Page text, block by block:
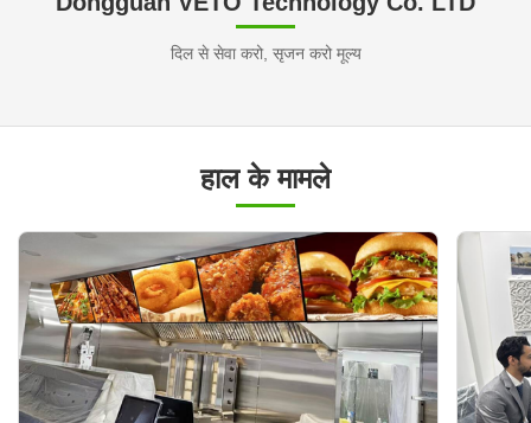
दिल से सेवा करो, सृजन करो मूल्य
हाल के मामले